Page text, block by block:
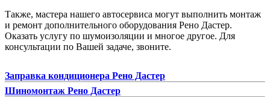
Также, мастера нашего автосервиса могут выполнить монтаж
и ремонт дополнительного оборудования Рено Дастер.
Оказать услугу по шумоизоляции и многое другое. Для
консультации по Вашей задаче, звоните.
Заправка кондиционера Рено Дастер
Шиномонтаж Рено Дастер